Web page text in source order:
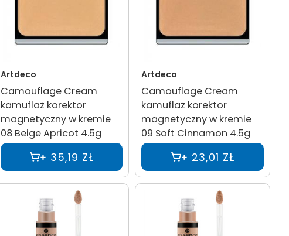
Artdeco
Camouflage Cream
kamuflaż korektor
magnetyczny w kremie
08 Beige Apricot 4.5g
35,19 ZŁ
Artdeco
Camouflage Cream
kamuflaż korektor
magnetyczny w kremie
09 Soft Cinnamon 4.5g
23,01 ZŁ